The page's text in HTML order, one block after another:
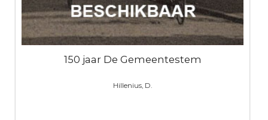
150 jaar De Gemeentestem
Hillenius, D.